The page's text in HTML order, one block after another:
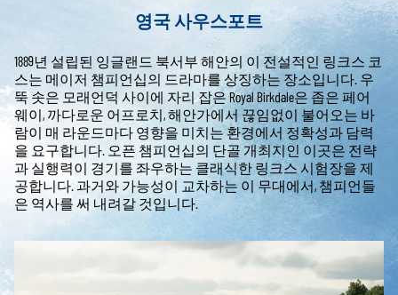
영국 사우스포트
1889년 설립된 잉글랜드 북서부 해안의 이 전설적인 링크스 코
스는 메이저 챔피언십의 드라마를 상징하는 장소입니다. 우
뚝 솟은 모래언덕 사이에 자리 잡은 Royal Birkdale은 좁은 페어
웨이, 까다로운 어프로치, 해안가에서 끊임없이 불어오는 바
람이 매 라운드마다 영향을 미치는 환경에서 정확성과 담력
을 요구합니다. 오픈 챔피언십의 단골 개최지인 이곳은 전략
과 실행력이 경기를 좌우하는 클래식한 링크스 시험장을 제
공합니다. 과거와 가능성이 교차하는 이 무대에서, 챔피언들
은 역사를 써 내려갈 것입니다.